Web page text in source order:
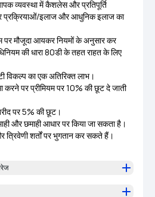
व्‍यवस्‍था में कैशलेस और प्रतिपूर्ति
इलाज और आधुनिक इलाज का
पर मौजूदा आयकर नियमों के अनुसार कर
की धारा 80डी के तहत राहत के लिए
विकल्प का एक अतिरिक्त लाभ।
करने पर प्रीमियम पर 10% की छूट दे जाती
पर 5% की छूट।
और छमाही आधार पर किया जा सकता है।
और त्रिवेणी शर्तों पर भुगतान कर सकते हैं।